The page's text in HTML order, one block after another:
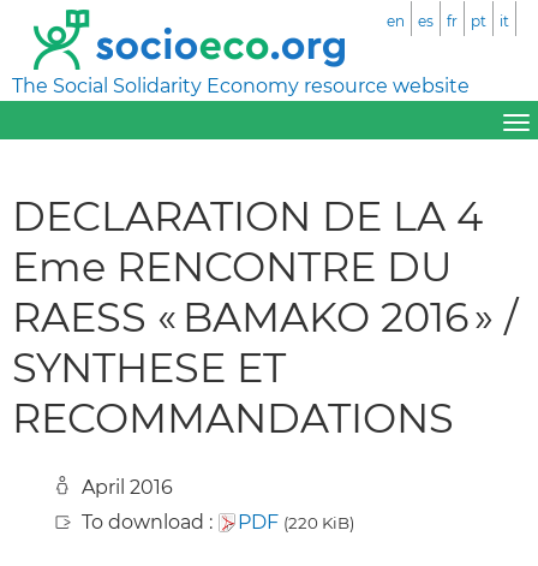
The Social Solidarity Economy resource website
en es fr pt it
DECLARATION DE LA 4
Eme RENCONTRE DU
RAESS « BAMAKO 2016 » /
SYNTHESE ET
RECOMMANDATIONS
April 2016
To download :
PDF (220 KiB)